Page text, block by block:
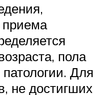
приема
пола
Для
не достигших